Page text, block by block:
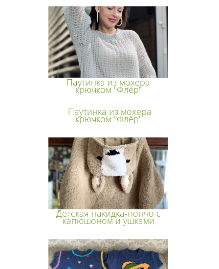
Паутинка из мохера
крючком "Флёр"
Паутинка из мохера
крючком "Флёр"
Детская накидка-пончо с
капюшоном и ушками